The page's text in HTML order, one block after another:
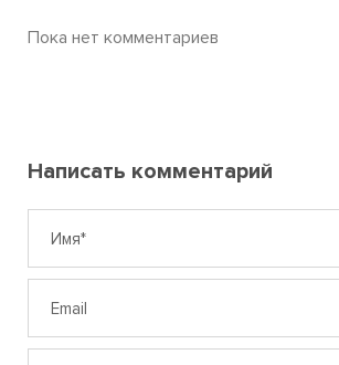
Пока нет комментариев
Написать комментарий